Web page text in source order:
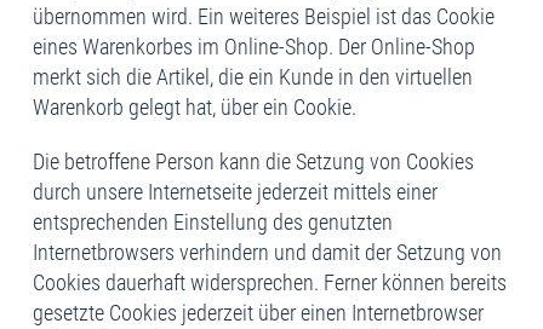
übernommen wird. Ein weiteres Beispiel ist das Cookie
eines Warenkorbes im Online-Shop. Der Online-Shop
merkt sich die Artikel, die ein Kunde in den virtuellen
Warenkorb gelegt hat, über ein Cookie.
Die betroffene Person kann die Setzung von Cookies
durch unsere Internetseite jederzeit mittels einer
entsprechenden Einstellung des genutzten
Internetbrowsers verhindern und damit der Setzung von
Cookies dauerhaft widersprechen. Ferner können bereits
gesetzte Cookies jederzeit über einen Internetbrowser